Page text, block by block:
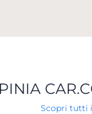
Scopri tutti